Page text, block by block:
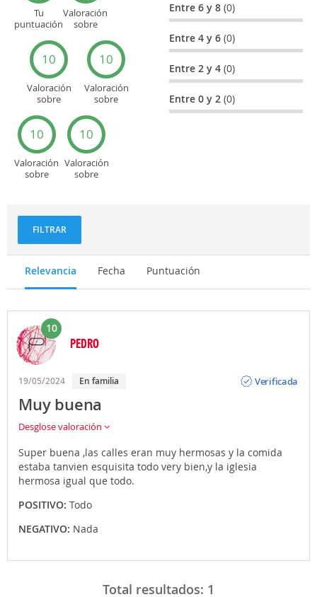
Tu
puntuación
Valoración
sobre
10
Valoración
sobre
10
Valoración
sobre
turísticos
10
Valoración
sobre
10
Valoración
sobre
Entre 6 y 8(0)
Entre 4 y 6(0)
Entre 2 y 4(0)
Entre 0 y 2(0)
FILTRAR
Relevancia Fecha Puntuación
10
PEDRO
19/05/2024 En familia
Verificada
Muy buena
Desglose valoración
Super buena ,las calles eran muy hermosas y la comida
estaba tanvien esquisita todo very bien,y la iglesia
hermosa igual que todo.
POSITIVO: Todo
NEGATIVO: Nada
Total resultados: 1